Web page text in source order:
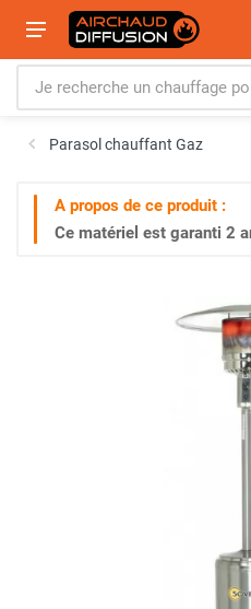
Parasol chauffant Gaz
A propos de ce produit :
Ce matériel est garanti 2